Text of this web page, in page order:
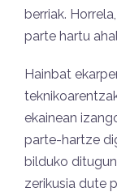
berriak.
parte hartu
Hainbat
ekainean
parte-hartze
bilduko
zerikusia dute